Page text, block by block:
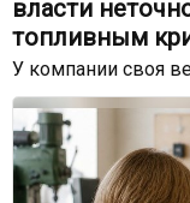
власти
топливным
У компании своя